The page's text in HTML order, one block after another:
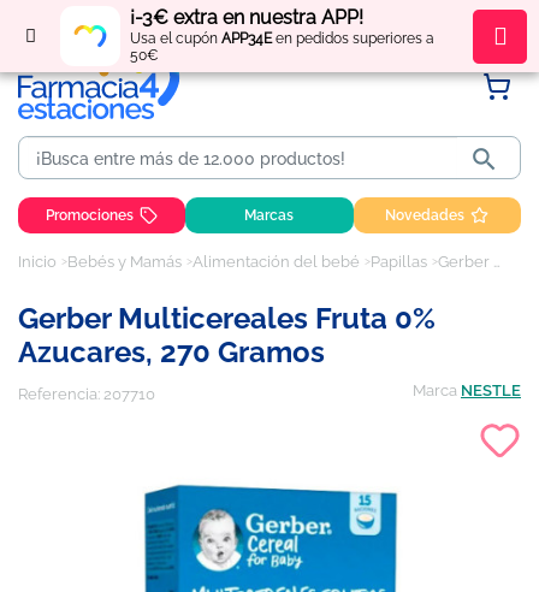
¡-3€ extra en nuestra APP!
Usa el cupón APP34Een pedidos superiores a
50€
Regístratey obténpuntos por tus compras

Promociones Marcas Novedades
Inicio Bebés y Mamás Alimentación del bebé Papillas Gerber Multicereales Fruta 0% Azucares, 270 gramos
Gerber Multicereales Fruta 0%
Azucares, 270 Gramos
Referencia: 207710 Marca NESTLE